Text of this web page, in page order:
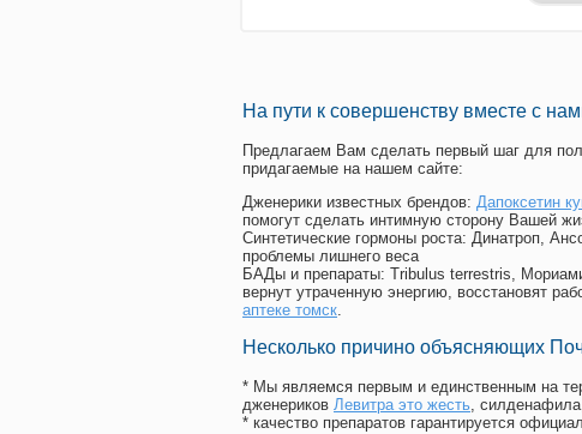
На пути к совершенству вместе с
Предлагаем Вам сделать первый шаг для
придагаемые на нашем сайте:
Дженерики известных брендов: Дапоксетин
помогут сделать интимную сторону Вашей
Синтетические гормоны роста: Динатроп,
проблемы лишнего веса
БАДы и препараты: Tribulus terrestris,
вернут утраченную энергию, восстановят
аптеке томск.
Несколько причино объясняющих
* Мы являемся первым и единственным на
дженериков Левитра это жесть, силденафила
* качество препаратов гарантируется